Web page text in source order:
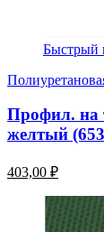
Быстрый
Профил. на
желтый
403,00 ₽